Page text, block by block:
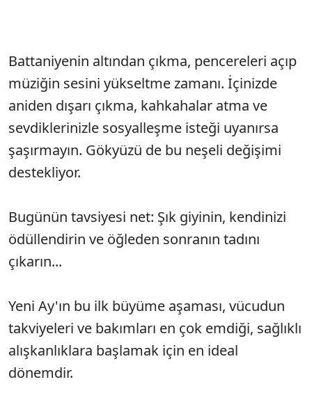
Battaniyenin altından çıkma, pencereleri açıp
müziğin sesini yükseltme zamanı. İçinizde
aniden dışarı çıkma, kahkahalar atma ve
sevdiklerinizle sosyalleşme isteği uyanırsa
şaşırmayın. Gökyüzü de bu neşeli değişimi
destekliyor.
Bugünün tavsiyesi net: Şık giyinin, kendinizi
ödüllendirin ve öğleden sonranın tadını
çıkarın...
Yeni Ay'ın bu ilk büyüme aşaması, vücudun
takviyeleri ve bakımları en çok emdiği, sağlıklı
alışkanlıklara başlamak için en ideal
dönemdir.